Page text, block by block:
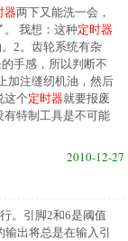
器两下又能洗一会，
。 我想：这种定时器
2。齿轮系统有杂
手感，所以判断不
加注缝纫机油，然后
这个定时器就要报废
有特制工具是不可能
2010-12-27
。引脚2和6是阈值
输出将总是在输入引